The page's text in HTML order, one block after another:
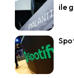
ile